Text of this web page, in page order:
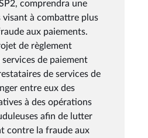
comprendra une
visant à combattre plus
aux paiements.
de règlement
de paiement
de services de
entre eux des
à des opérations
afin de lutter
contre la fraude aux